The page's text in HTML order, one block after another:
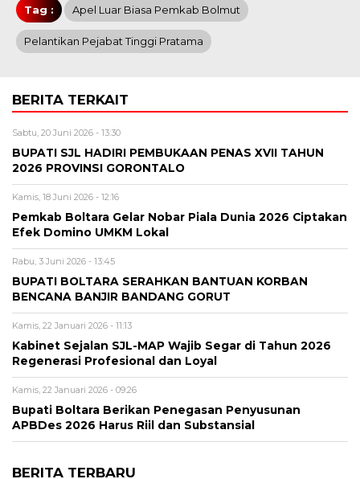
Tag : Apel Luar Biasa Pemkab Bolmut
Pelantikan Pejabat Tinggi Pratama
BERITA TERKAIT
Sabtu, 20 Juni 2026 - 13:30
BUPATI SJL HADIRI PEMBUKAAN PENAS XVII TAHUN
2026 PROVINSI GORONTALO
Kamis, 18 Juni 2026 - 12:16
‎Pemkab Boltara Gelar Nobar Piala Dunia 2026 Ciptakan
Efek Domino UMKM Lokal
Rabu, 3 Juni 2026 - 13:45
BUPATI BOLTARA SERAHKAN BANTUAN KORBAN
BENCANA BANJIR BANDANG GORUT
Kamis, 22 Januari 2026 - 11:13
Kabinet Sejalan SJL-MAP Wajib Segar di Tahun 2026
Regenerasi Profesional dan Loyal
Kamis, 22 Januari 2026 - 09:26
Bupati Boltara Berikan Penegasan Penyusunan
APBDes 2026 Harus Riil dan Substansial
BERITA TERBARU